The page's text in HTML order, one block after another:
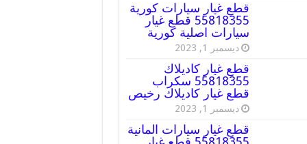
قطع غيار سيارات كورية
55818355 قطع غيار
سيارات اصلية كورية
ديسمبر 1, 2023
قطع غيار كاديلاك
55818355 سكراب
قطع غيار كاديلاك رخيص
ديسمبر 1, 2023
قطع غيار سيارات المانية